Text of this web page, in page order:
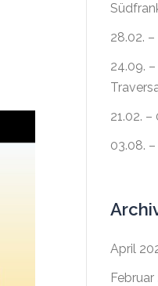
28.02.
24.09.
21.02.
03.08.
April